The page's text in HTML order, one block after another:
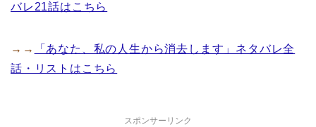
バレ21話はこちら
→→
「あなた、私の人生から消去します」ネタバレ全
話・リストはこちら
スポンサーリンク